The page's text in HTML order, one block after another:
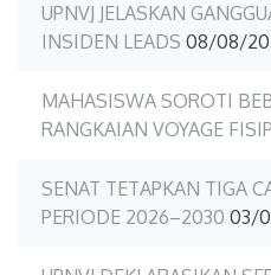
UPNVJ JELASKAN
INSIDEN LEADS 08/08/
MAHASISWA SOROTI
RANGKAIAN VOYAGE FISIP
SENAT TETAPKAN TIGA
PERIODE 2026–2030 03/